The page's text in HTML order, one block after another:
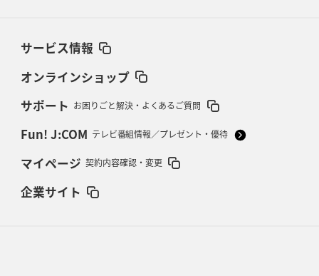
サービス情報
オンラインショップ
サポート お困りごと解決・よくあるご質問
Fun! J:COM テレビ番組情報／プレゼント・優待
マイページ 契約内容確認・変更
企業サイト